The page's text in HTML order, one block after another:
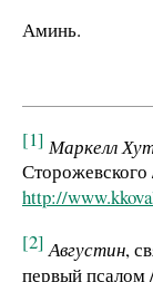
Аминь.
[1] Маркелл
http://
[2] Августин,
первый псалом